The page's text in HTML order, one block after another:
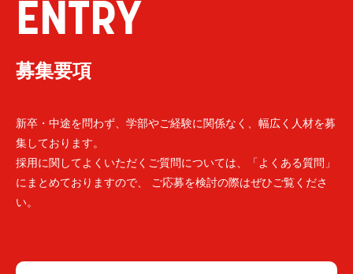
ENTRY
募集要項
新卒・中途を問わず、学部やご経験に関係なく、幅広く人材を募
集しております。
採用に関してよくいただくご質問については、「よくある質問」
にまとめておりますので、 ご応募を検討の際はぜひご覧くださ
い。